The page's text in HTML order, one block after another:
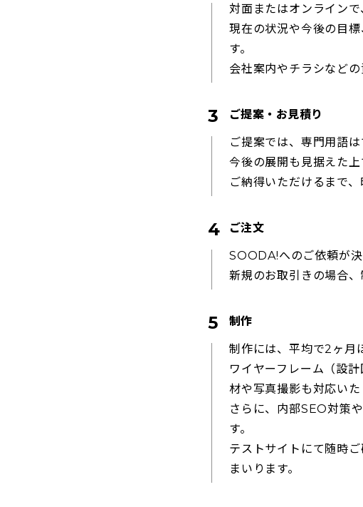
対面またはオンラインで
現在の状況や今後の目
す。
会社案内やチラシなど
ご提案・お見積り
ご提案では、専門用語
今後の展開も見据えた上
ご納得いただけるまで
ご注文
SOODA!へのご依頼が
新規のお取引きの場合
制作
制作には、平均で2ヶ月
ワイヤーフレーム（設
材や写真撮影も対応いた
さらに、内部SEO対策
す。
テストサイトにて随時
まいります。